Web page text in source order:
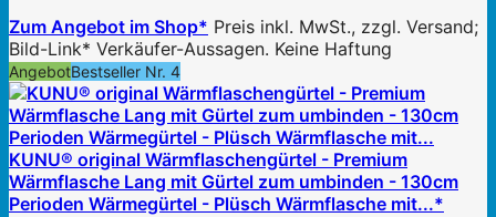
Zum Angebot im Shop* Preis inkl. MwSt., zzgl. Versand;
Bild-Link* Verkäufer-Aussagen. Keine Haftung
AngebotBestseller Nr. 4
KUNU® original Wärmflaschengürtel - Premium
Wärmflasche Lang mit Gürtel zum umbinden - 130cm
Perioden Wärmegürtel - Plüsch Wärmflasche mit...*